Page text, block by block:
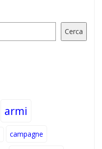
Cerca
armi
campagne